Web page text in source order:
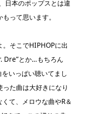
日本のポップスとは違
って思います。
そこでHIPHOPに出
Dre”とか…もちろん
いっぱい聴いてまし
た曲は大好きになり
て、メロウな曲やR＆